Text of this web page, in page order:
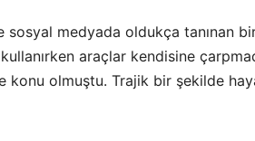
sosyal medyada oldukça tanınan
araçlar kendisine
olmuştu. Trajik bir şekilde